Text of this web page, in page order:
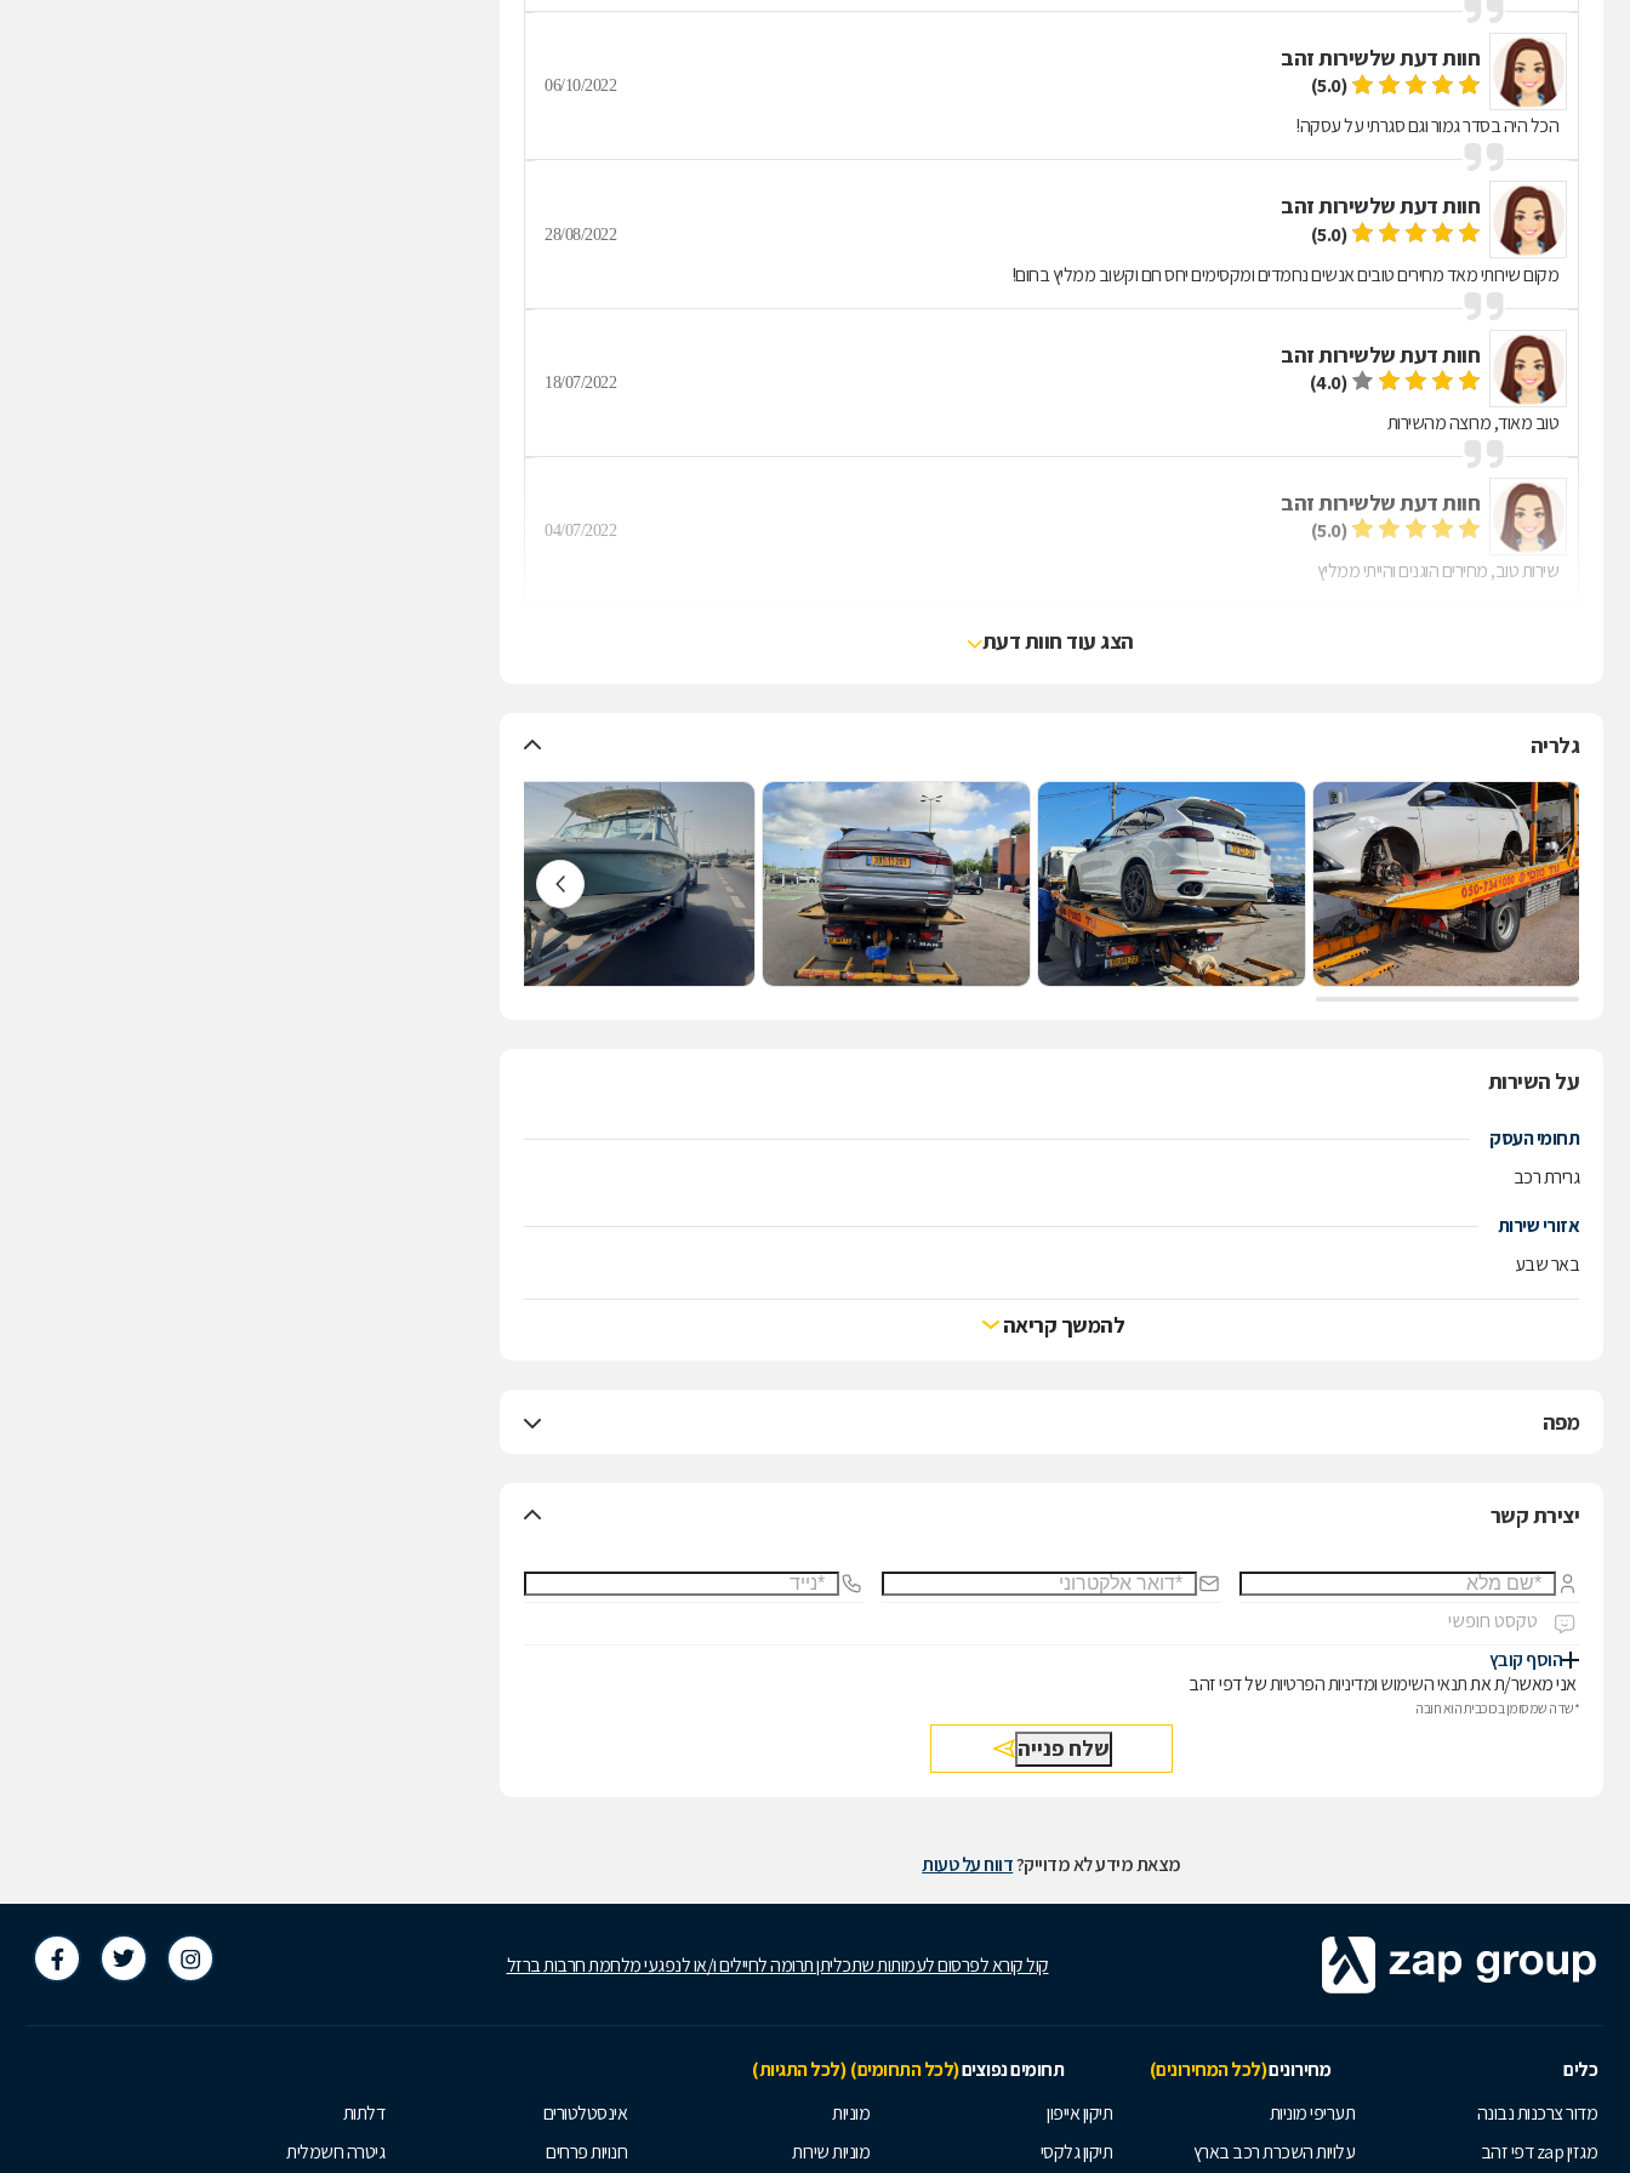
חוות דעת שלשירות זהב
(5.0)
06/10/2022
הכל היה בסדר גמור וגם סגרתי על עסקה!
חוות דעת שלשירות זהב
(5.0)
28/08/2022
מקום שירותי מאד מחירים טובים אנשים נחמדים ומקסימים יחס חם וקשוב ממליץ בחום!
חוות דעת שלשירות זהב
(4.0)
18/07/2022
טוב מאוד, מרוצה מהשירות
חוות דעת שלשירות זהב
(5.0)
04/07/2022
שירות טוב, מחירים הוגנים והייתי ממליץ
הצג עוד חוות דעת
גלריה
על השירות
תחומי העסק
גרירת רכב
אזורי שירות
באר שבע
להמשך קריאה
מפה
יצירת קשר
הוסף קובץ
אני מאשר/ת אתתנאי השימושומדיניות הפרטיותשל דפי זהב
*שדה שמסומן בכוכבית הוא חובה
מצאת מידע לא מדוייק?דווח על טעות
קול קורא לפרסום לעמותות שתכליתן תרומה לחיילים ו/או לנפגעי מלחמת חרבות ברזל
כלים מחירונים(לכל המחירונים) תחומים נפוצים(לכל התחומים) (לכל התגיות)
מדור צרכנות נבונה
מגזין zap דפי זהב
תעריפי מוניות
עלויות השכרת רכב בארץ
תיקון אייפון
תיקון גלקסי
מוניות
מוניות שירות
אינסטלטורים
חנויות פרחים
דלתות
גיטרה חשמלית